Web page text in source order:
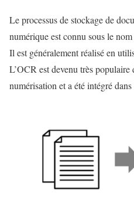
Le processus de stockage de
numérique est connu sous le
Il est généralement réalisé en
L’OCR est devenu très populaire
numérisation et a été intégré